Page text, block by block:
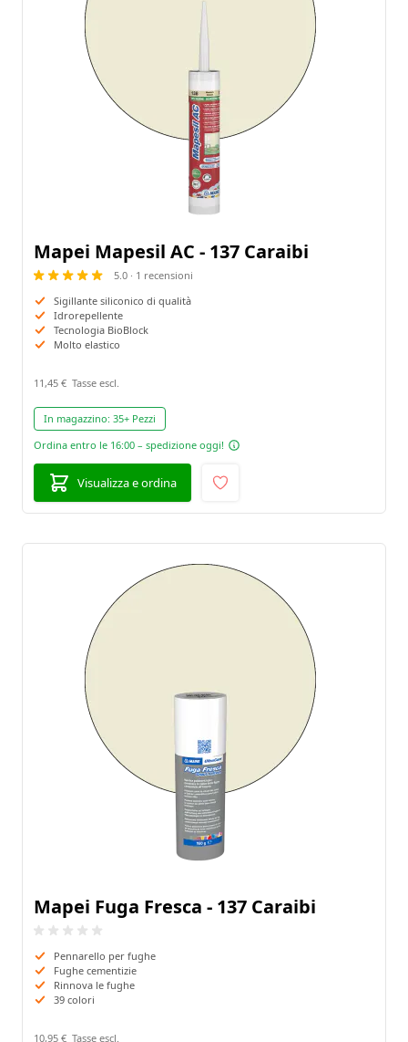
Mapei Mapesil AC - 137 Caraibi
5.0 · 1 recensioni
Sigillante siliconico di qualità
Idrorepellente
Tecnologia BioBlock
Molto elastico
11,45 €
In magazzino: 35+ Pezzi
Ordina entro le 16:00 – spedizione oggi!
Visualizza e ordina
Mapei Fuga Fresca - 137 Caraibi
Pennarello per fughe
Fughe cementizie
Rinnova le fughe
39 colori
10,95 €